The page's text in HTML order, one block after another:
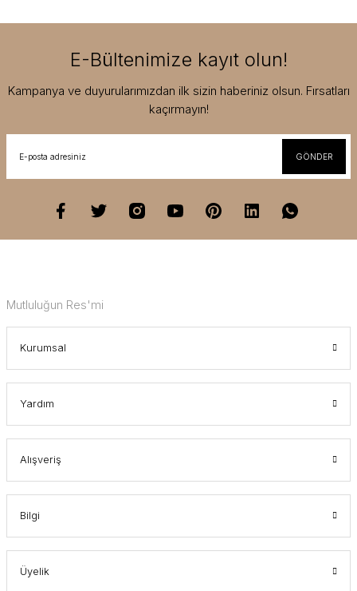
E-Bültenimize kayıt olun!
Kampanya ve duyurularımızdan ilk sizin haberiniz olsun. Fırsatları
kaçırmayın!
GÖNDER
Mutluluğun Res'mi
Kurumsal
Yardım
Alışveriş
Bilgi
Üyelik